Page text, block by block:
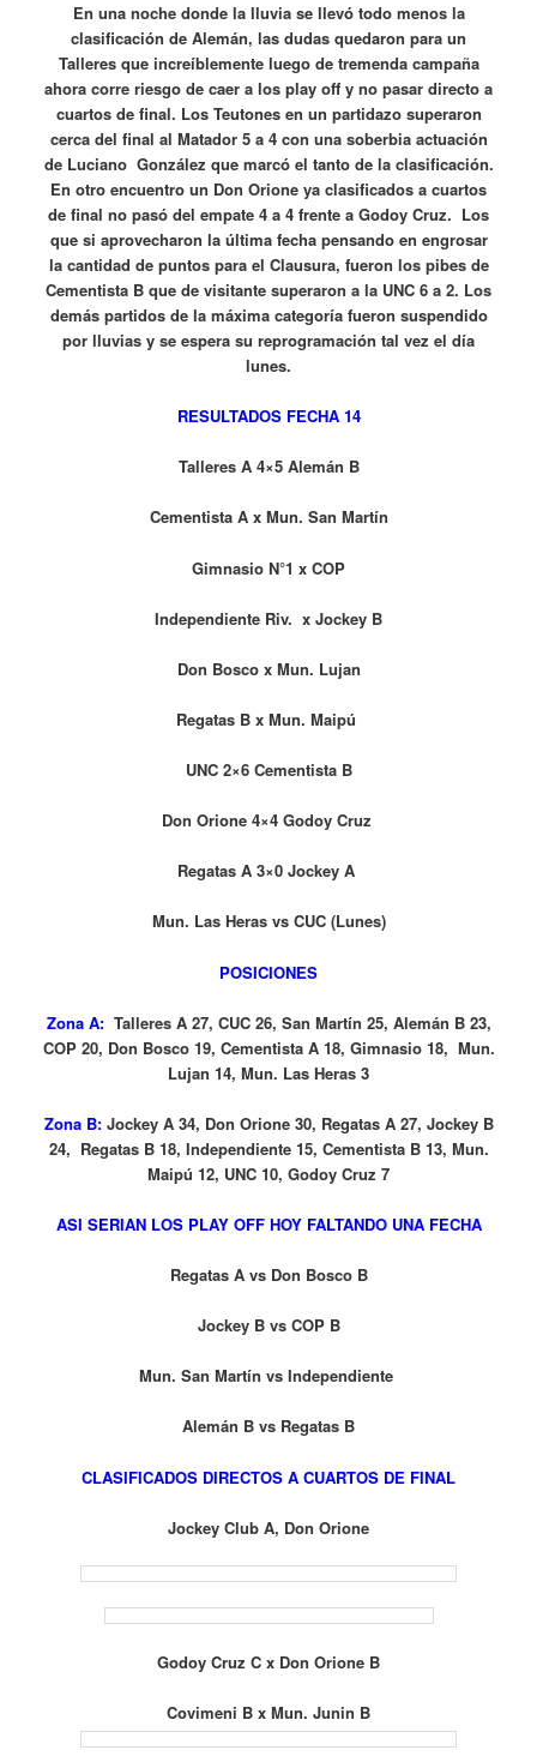
En una noche donde la lluvia se llevó todo menos la
clasificación de Alemán, las dudas quedaron para un
Talleres que increíblemente luego de tremenda campaña
ahora corre riesgo de caer a los play off y no pasar directo a
cuartos de final. Los Teutones en un partidazo superaron
cerca del final al Matador 5 a 4 con una soberbia actuación
de Luciano González que marcó el tanto de la clasificación.
En otro encuentro un Don Orione ya clasificados a cuartos
de final no pasó del empate 4 a 4 frente a Godoy Cruz. Los
que si aprovecharon la última fecha pensando en engrosar
la cantidad de puntos para el Clausura, fueron los pibes de
Cementista B que de visitante superaron a la UNC 6 a 2. Los
demás partidos de la máxima categoría fueron suspendido
por lluvias y se espera su reprogramación tal vez el día
lunes.
RESULTADOS FECHA 14
Talleres A 4×5 Alemán B
Cementista A x Mun. San Martín
Gimnasio N°1 x COP
Independiente Riv. x Jockey B
Don Bosco x Mun. Lujan
Regatas B x Mun. Maipú
UNC 2×6 Cementista B
Don Orione 4×4 Godoy Cruz
Regatas A 3×0 Jockey A
Mun. Las Heras vs CUC (Lunes)
POSICIONES
Zona A: Talleres A 27, CUC 26, San Martín 25, Alemán B 23,
COP 20, Don Bosco 19, Cementista A 18, Gimnasio 18, Mun.
Lujan 14, Mun. Las Heras 3
Zona B:Jockey A 34, Don Orione 30, Regatas A 27, Jockey B
24, Regatas B 18, Independiente 15, Cementista B 13, Mun.
Maipú 12, UNC 10, Godoy Cruz 7
ASI SERIAN LOS PLAY OFF HOY FALTANDO UNA FECHA
Regatas A vs Don Bosco B
Jockey B vs COP B
Mun. San Martín vs Independiente
Alemán B vs Regatas B
CLASIFICADOS DIRECTOS A CUARTOS DE FINAL
Jockey Club A, Don Orione
Godoy Cruz C x Don Orione B
Covimeni B x Mun. Junin B